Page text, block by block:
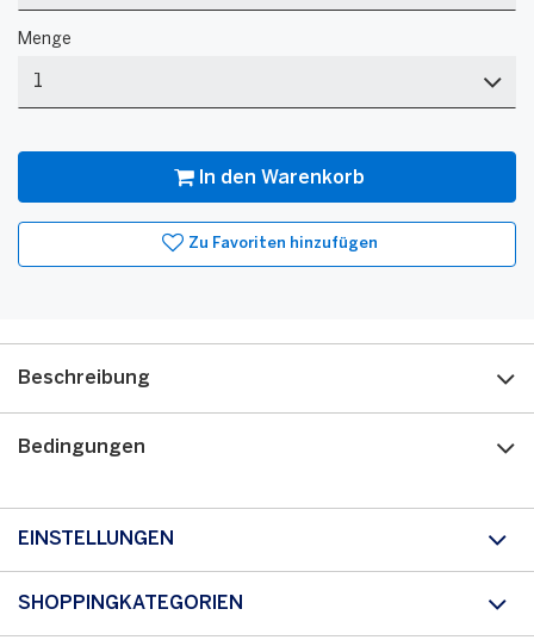
GB
Menge
In den Warenkorb
Zu Favoriten hinzufügen
Beschreibung
Bedingungen
EINSTELLUNGEN
SHOPPINGKATEGORIEN